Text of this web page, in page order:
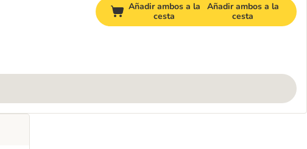
Añadir ambos a la
cesta
Añadir ambos a la
cesta